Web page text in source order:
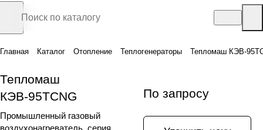
Главная Каталог Отопление Теплогенераторы Тепломаш КЭВ-
Тепломаш
КЭВ-95TCNG
Промышленный газовый
воздухонагреватель, серия
По запросу